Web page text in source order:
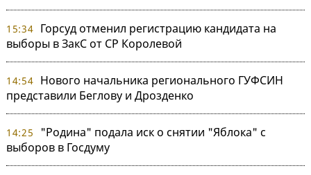
15:34 Горсуд отменил регистрацию кандидата на
выборы в ЗакС от СР Королевой
14:54 Нового начальника регионального ГУФСИН
представили Беглову и Дрозденко
14:25
"Родина" подала иск о снятии "Яблока" с
выборов в Госдуму